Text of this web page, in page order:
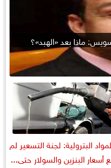
ماذا بعد «الهبد»؟
البترولية: لجنة التسعير لم
أسعار البنزين والسولار حتى...